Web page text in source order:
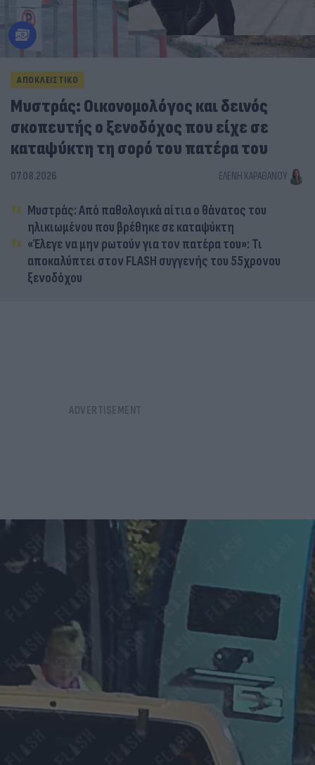
ΑΠΟΚΛΕΙΣΤΙΚΟ
Μυστράς: Οικονομολόγος και δεινός
σκοπευτής ο ξενοδόχος που είχε σε
καταψύκτη τη σορό του πατέρα του
07.08.2026 ΕΛΈΝΗ ΚΑΡΑΘΆΝΟΥ
Μυστράς: Από παθολογικά αίτια ο θάνατος του
ηλικιωμένου που βρέθηκε σε καταψύκτη
«Έλεγε να μην ρωτούν για τον πατέρα του»: Τι
αποκαλύπτει στον FLASH συγγενής του 55χρονου
ξενοδόχου